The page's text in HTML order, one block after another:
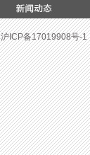
沪ICP备17019908号-1